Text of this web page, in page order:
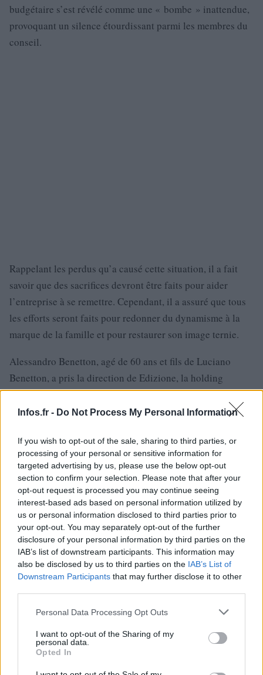
Infos.fr - Do Not Process My Personal Information
If you wish to opt-out of the sale, sharing to third parties, or
processing of your personal or sensitive information for
targeted advertising by us, please use the below opt-out
section to confirm your selection. Please note that after your
opt-out request is processed you may continue seeing
interest-based ads based on personal information utilized by
us or personal information disclosed to third parties prior to
your opt-out. You may separately opt-out of the further
disclosure of your personal information by third parties on the
IAB’s list of downstream participants. This information may
also be disclosed by us to third parties on the IAB’s List of
Downstream Participants that may further disclose it to other
Please note that this website/app uses one or more Google
not limited to your visit or usage behaviour. You may click to
grant or deny consent to Google and its third-party tags to
use your data for below specified purposes in below Google
consent section.
Personal Data Processing Opt Outs
I want to opt-out of the Sharing of my
personal data.
Opted In
budgétaire s’est révélé comme une « bombe » inattendue,
provoquant un silence étourdissant parmi les membres du
conseil.
Rappelant les perdus qu’a causé cette situation, il a fait
savoir que des sacrifices devront être faits pour aider
l’entreprise à se remettre. Cependant, il a assuré que tous
les efforts seront faits pour redonner du dynamisme à la
marque de la famille et pour restaurer son image ternie.
Alessandro Benetton, agé de 60 ans et fils de Luciano
Benetton, a pris la direction de Edizione, la holding
familiale, en janvier 2022. L’image de la très riche famille
Benetton a été ternie suite à l’effondrement du pont de
filiales. Cet incident, qui a causé la mort de 43 personnes,
a mis en évidence l’état déplorable des infrastructures de
transport en Italie. Pour redorer leur image, la famille
Benetton a opté pour une stratégie de rebranding en mars
2023, en renommant leur groupe autoroutier et
aéroportuaire italien, Atlantia, désormais connu sous le
nom Mundys.
Benetton a été créé en 1965 dans le nord-est de l’Italie par
quatre frères et sœur. Il était la référence en termes de
couleurs. La marque a acquis une notoriété internationale
entre 1982 et 2000 grâce aux campagnes de publicité
audacieuses du photographe Oliviero Toscani, ainsi que